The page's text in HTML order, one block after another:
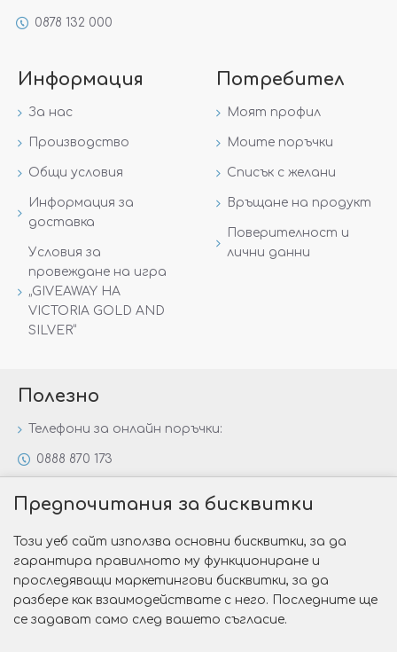
0878 132 000
Информация
За нас
Производство
Общи условия
Информация за
доставка
Условия за
провеждане на игра
„GIVEAWAY НА
VICTORIA GOLD AND
SILVER“
Потребител
Моят профил
Моите поръчки
Списък с желани
Връщане на продукт
Поверителност и
лични данни
Полезно
Телефони за онлайн поръчки:
0888 870 173
Специални предложения
Защо да изберете Victoria Gold&Silver?
Как да изберем годежен пръстен?
Предпочитания за бисквитки
Този уеб сайт използва основни бисквитки, за да
гарантира правилното му функциониране и
проследяващи маркетингови бисквитки, за да
разбере как взаимодействате с него. Последните ще
се задават само след вашето съгласие.